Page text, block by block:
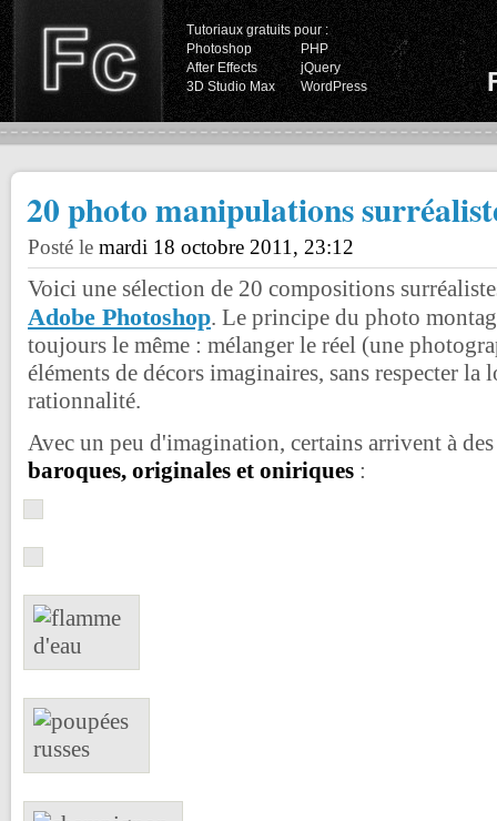
Tutoriaux gratuits pour :
Photoshop
PHP
After Effects
jQuery
3D Studio Max
WordPress
20 photo manipulations
Posté le mardi 18 octobre 2011, 23:12
Voici une sélection de 20 compositions
Adobe Photoshop. Le principe du photo
toujours le même : mélanger le réel (une
éléments de décors imaginaires, sans respecter la
rationnalité.
Avec un peu d'imagination, certains arrivent à
baroques, originales et oniriques :